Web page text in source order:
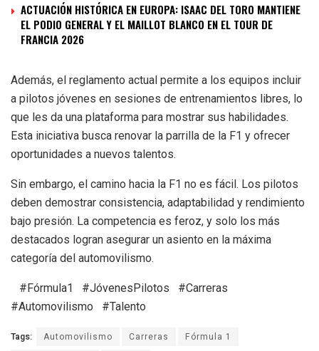
ACTUACIÓN HISTÓRICA EN EUROPA: ISAAC DEL TORO MANTIENE
EL PODIO GENERAL Y EL MAILLOT BLANCO EN EL TOUR DE
FRANCIA 2026
Además, el reglamento actual permite a los equipos incluir
a pilotos jóvenes en sesiones de entrenamientos libres, lo
que les da una plataforma para mostrar sus habilidades.
Esta iniciativa busca renovar la parrilla de la F1 y ofrecer
oportunidades a nuevos talentos.
Sin embargo, el camino hacia la F1 no es fácil. Los pilotos
deben demostrar consistencia, adaptabilidad y rendimiento
bajo presión. La competencia es feroz, y solo los más
destacados logran asegurar un asiento en la máxima
categoría del automovilismo.
#Fórmula1 #JóvenesPilotos #Carreras
#Automovilismo #Talento
Tags: Automovilismo Carreras
Fórmula 1